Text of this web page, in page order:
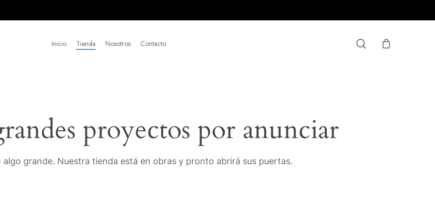
Inicio Tienda Nosotros Contacto search
proyectos por anunciar
algo grande. Nuestra tienda está en obras y pronto abrirá sus puertas.